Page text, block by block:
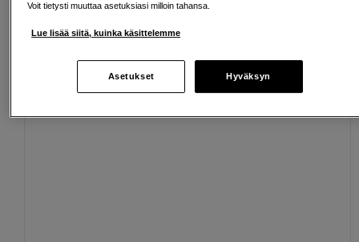
Sopivat lisävarusteet
Voit tietysti muuttaa asetuksiasi milloin tahansa.
Lue lisää siitä, kuinka käsittelemme
Asetukset Hyväksyn